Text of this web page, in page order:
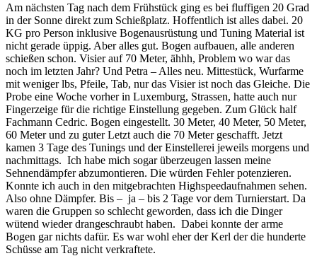
Am nächsten Tag nach dem Frühstück ging es bei fluffigen 20 Grad
in der Sonne direkt zum Schießplatz. Hoffentlich ist alles dabei. 20
KG pro Person inklusive Bogenausrüstung und Tuning Material ist
nicht gerade üppig. Aber alles gut. Bogen aufbauen, alle anderen
schießen schon. Visier auf 70 Meter, ähhh, Problem wo war das
noch im letzten Jahr? Und Petra – Alles neu. Mittestück, Wurfarme
mit weniger lbs, Pfeile, Tab, nur das Visier ist noch das Gleiche. Die
Probe eine Woche vorher in Luxemburg, Strassen, hatte auch nur
Fingerzeige für die richtige Einstellung gegeben. Zum Glück half
Fachmann Cedric. Bogen eingestellt. 30 Meter, 40 Meter, 50 Meter,
60 Meter und zu guter Letzt auch die 70 Meter geschafft. Jetzt
kamen 3 Tage des Tunings und der Einstellerei jeweils morgens und
nachmittags. Ich habe mich sogar überzeugen lassen meine
Sehnendämpfer abzumontieren. Die würden Fehler potenzieren.
Konnte ich auch in den mitgebrachten Highspeedaufnahmen sehen.
Also ohne Dämpfer. Bis – ja – bis 2 Tage vor dem Turnierstart. Da
waren die Gruppen so schlecht geworden, dass ich die Dinger
wütend wieder drangeschraubt haben. Dabei konnte der arme
Bogen gar nichts dafür. Es war wohl eher der Kerl der die hunderte
Schüsse am Tag nicht verkraftete.